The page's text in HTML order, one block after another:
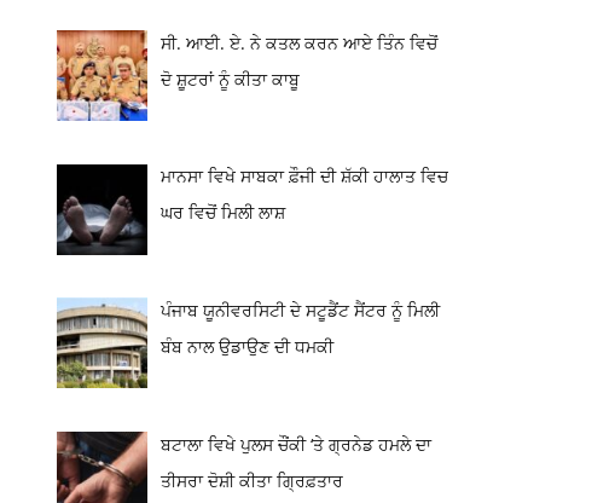
ਸੀ. ਆਈ. ਏ. ਨੇ ਕਤਲ ਕਰਨ ਆਏ ਤਿੰਨ ਵਿਚੋਂ
ਦੋ ਸ਼ੂਟਰਾਂ ਨੂੰ ਕੀਤਾ ਕਾਬੂ
ਮਾਨਸਾ ਵਿਖੇ ਸਾਬਕਾ ਫ਼ੌਜੀ ਦੀ ਸ਼ੱਕੀ ਹਾਲਾਤ ਵਿਚ
ਘਰ ਵਿਚੋਂ ਮਿਲੀ ਲਾਸ਼
ਪੰਜਾਬ ਯੂਨੀਵਰਸਿਟੀ ਦੇ ਸਟੂਡੈਂਟ ਸੈਂਟਰ ਨੂੰ ਮਿਲੀ
ਬੰਬ ਨਾਲ ਉਡਾਉਣ ਦੀ ਧਮਕੀ
ਬਟਾਲਾ ਵਿਖੇ ਪੁਲਸ ਚੌਂਕੀ ‘ਤੇ ਗ੍ਰਨੇਡ ਹਮਲੇ ਦਾ
ਤੀਸਰਾ ਦੋਸ਼ੀ ਕੀਤਾ ਗ੍ਰਿਫ਼ਤਾਰ